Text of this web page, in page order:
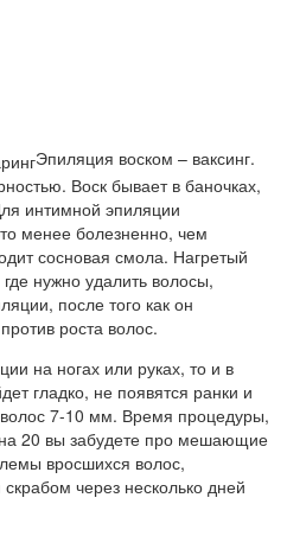
Эпиляция воском – ваксинг.
Воск бывает в баночках,
интимной эпиляции
менее болезненно, чем
сосновая смола. Нагретый
нужно удалить волосы,
после того как он
роста волос.
на ногах или руках, то и в
гладко, не появятся ранки и
7-10 мм. Время процедуры,
20 вы забудете про мешающие
вросшихся волос,
через несколько дней